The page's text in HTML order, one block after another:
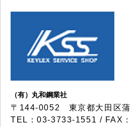
（有）丸和鋼業社
〒144-0052 東京都大田区
TEL：03-3733-1551 / FAX